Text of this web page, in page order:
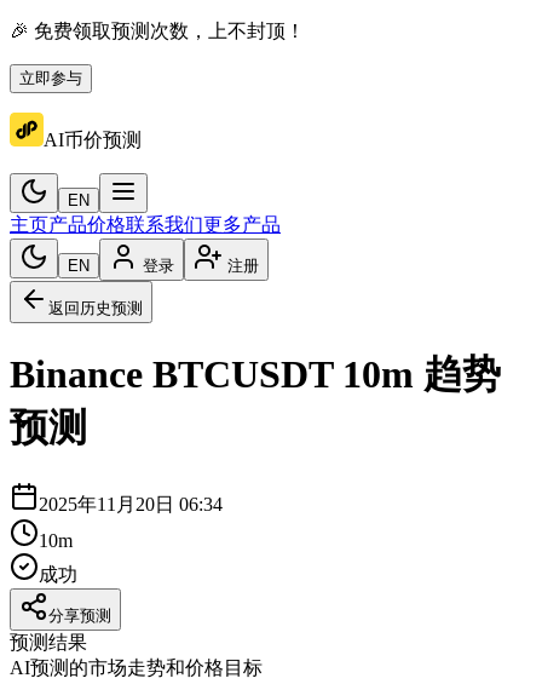
🎉 免费领取预测次数，上不封顶！
立即参与
AI币价预测
EN
主页产品价格联系我们更多产品
EN 登录 注册
返回历史预测
Binance BTCUSDT 10m 趋势
预测
2025年11月20日 06:34
10m
成功
分享预测
预测结果
AI预测的市场走势和价格目标